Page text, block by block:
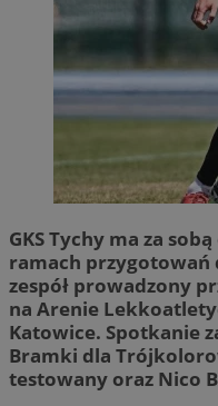
GKS Tychy ma za
ramach przygotowań
zespół prowadzony
na Arenie
Katowice. Spotkanie
Bramki dla
testowany oraz Nico